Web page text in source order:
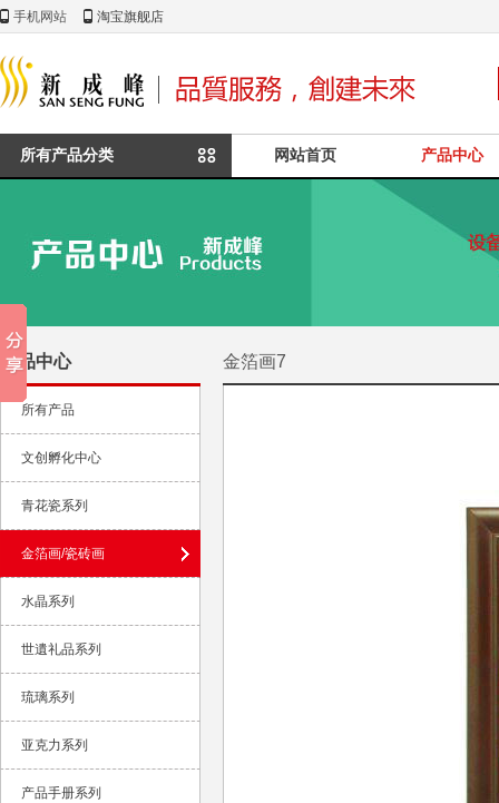
手机网站 淘宝旗舰店
所有产品分类 网站首页 产品中心
产品中心
所有产品
文创孵化中心
青花瓷系列
金箔画/瓷砖画
水晶系列
世遺礼品系列
琉璃系列
亚克力系列
产品手册系列
金箔画7